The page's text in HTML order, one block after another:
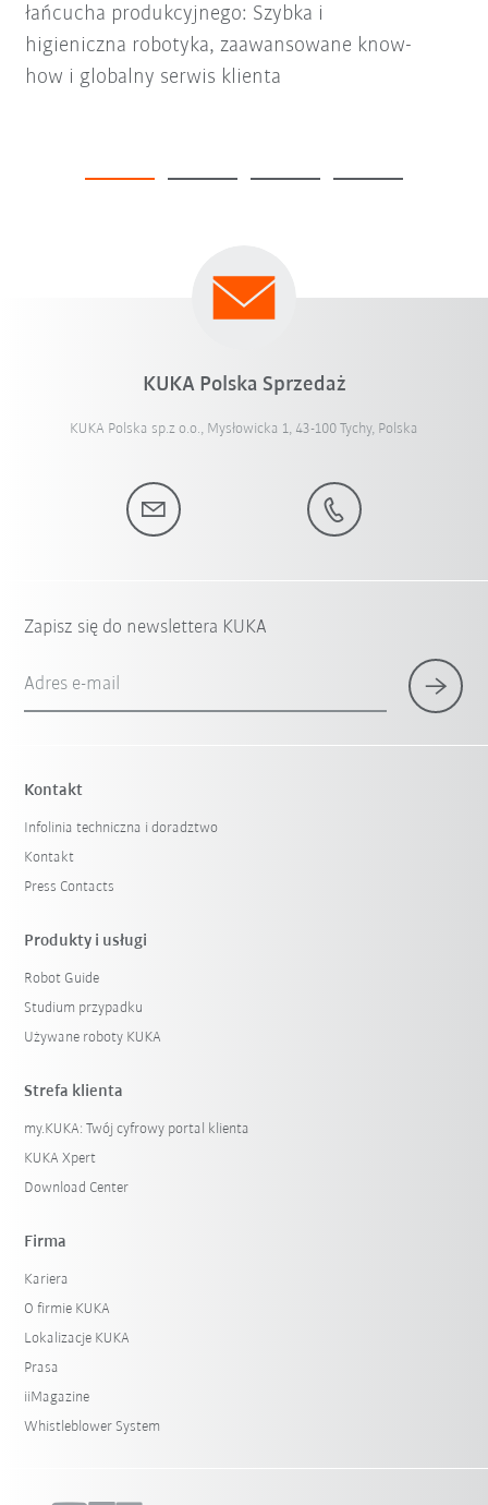
łańcucha produkcyjnego: Szybka i
higieniczna robotyka, zaawansowane know-
how i globalny serwis klienta
KUKA Polska Sprzedaż
KUKA Polska sp.z o.o., Mysłowicka 1, 43-100 Tychy, Polska
Zapisz się do newslettera KUKA
Adres e-mail
Kontakt
Infolinia techniczna i doradztwo
Kontakt
Press Contacts
Produkty i usługi
Robot Guide
Studium przypadku
Używane roboty KUKA
Strefa klienta
my.KUKA: Twój cyfrowy portal klienta
KUKA Xpert
Download Center
Firma
Kariera
O firmie KUKA
Lokalizacje KUKA
Prasa
iiMagazine
Whistleblower System